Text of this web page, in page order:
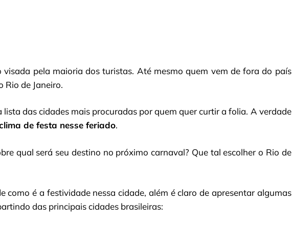
pela maioria dos turistas. Até mesmo quem vem de fora do país
Rio de Janeiro.
das cidades mais procuradas por quem quer curtir a folia. A verdade
de festa nesse feriado.
qual será seu destino no próximo carnaval? Que tal escolher o Rio de
como é a festividade nessa cidade, além é claro de apresentar algumas
das principais cidades brasileiras: